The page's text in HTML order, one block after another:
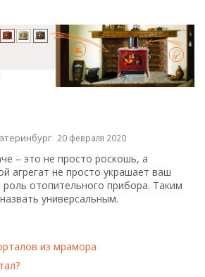
20 февраля 2020
– это не просто роскошь, а
агрегат не просто украшает ваш
отопительного прибора. Таким
универсальным.
из мрамора